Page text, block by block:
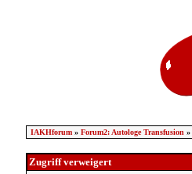
IAKHforum» Forum2: Autologe Transfusion »
Zugriff verweigert